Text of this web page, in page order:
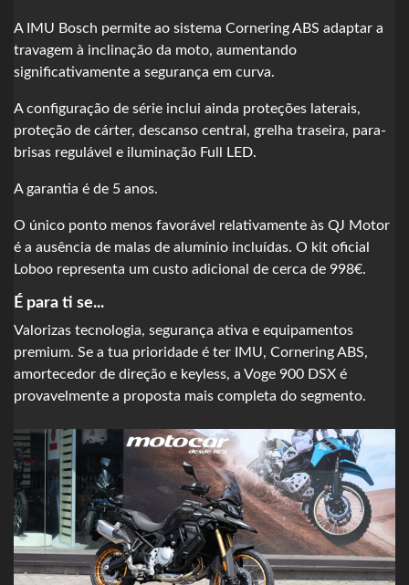
A IMU Bosch permite ao sistema Cornering ABS adaptar a
travagem à inclinação da moto, aumentando
significativamente a segurança em curva.
A configuração de série inclui ainda proteções laterais,
proteção de cárter, descanso central, grelha traseira, para-
brisas regulável e iluminação Full LED.
A garantia é de 5 anos.
O único ponto menos favorável relativamente às QJ Motor
é a ausência de malas de alumínio incluídas. O kit oficial
Loboo representa um custo adicional de cerca de 998€.
É para ti se...
Valorizas tecnologia, segurança ativa e equipamentos
premium. Se a tua prioridade é ter IMU, Cornering ABS,
amortecedor de direção e keyless, a Voge 900 DSX é
provavelmente a proposta mais completa do segmento.